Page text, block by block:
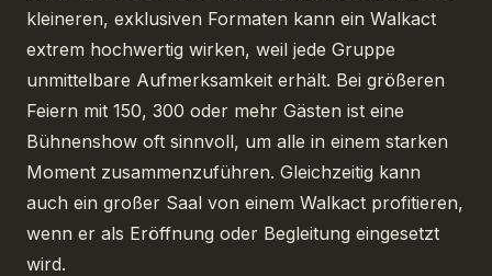
kleineren, exklusiven Formaten kann ein Walkact
extrem hochwertig wirken, weil jede Gruppe
unmittelbare Aufmerksamkeit erhält. Bei größeren
Feiern mit 150, 300 oder mehr Gästen ist eine
Bühnenshow oft sinnvoll, um alle in einem starken
Moment zusammenzuführen. Gleichzeitig kann
auch ein großer Saal von einem Walkact profitieren,
wenn er als Eröffnung oder Begleitung eingesetzt
wird.